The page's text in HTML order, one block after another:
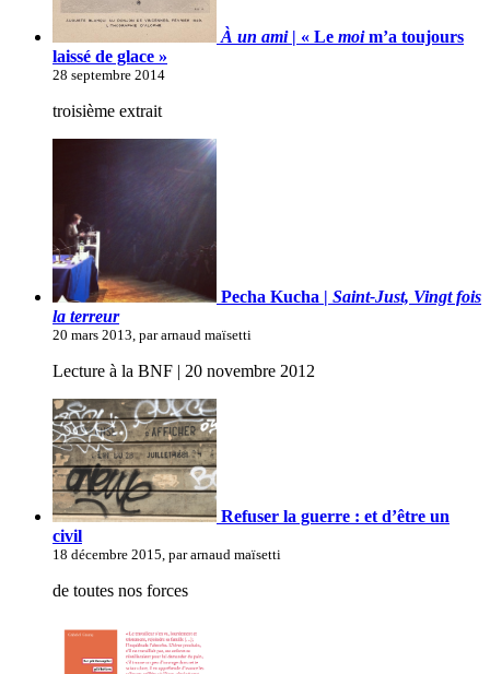
À un ami| « Le moim’a toujours
laissé de glace »
28 septembre 2014
troisième extrait
Pecha Kucha | Saint-Just, Vingt fois
la terreur
20 mars 2013, par arnaud maïsetti
Lecture à la BNF | 20 novembre 2012
Refuser la guerre : et d’être un
civil
18 décembre 2015, par arnaud maïsetti
de toutes nos forces